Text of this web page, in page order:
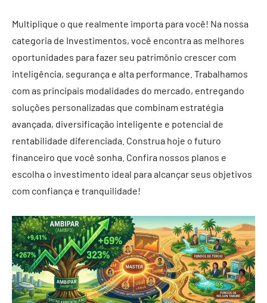
Multiplique o que realmente importa para você! Na nossa
categoria de Investimentos, você encontra as melhores
oportunidades para fazer seu patrimônio crescer com
inteligência, segurança e alta performance. Trabalhamos
com as principais modalidades do mercado, entregando
soluções personalizadas que combinam estratégia
avançada, diversificação inteligente e potencial de
rentabilidade diferenciada. Construa hoje o futuro
financeiro que você sonha. Confira nossos planos e
escolha o investimento ideal para alcançar seus objetivos
com confiança e tranquilidade!